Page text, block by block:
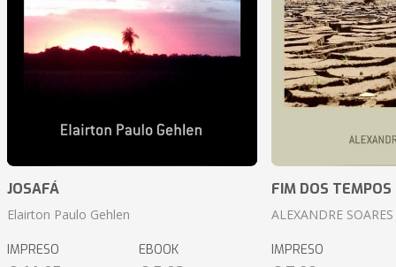
JOSAFÁ
Elairton Paulo Gehlen
IMPRESO EBOOK
FIM DOS TEMPOS
ALEXANDRE SOARES
IMPRESO